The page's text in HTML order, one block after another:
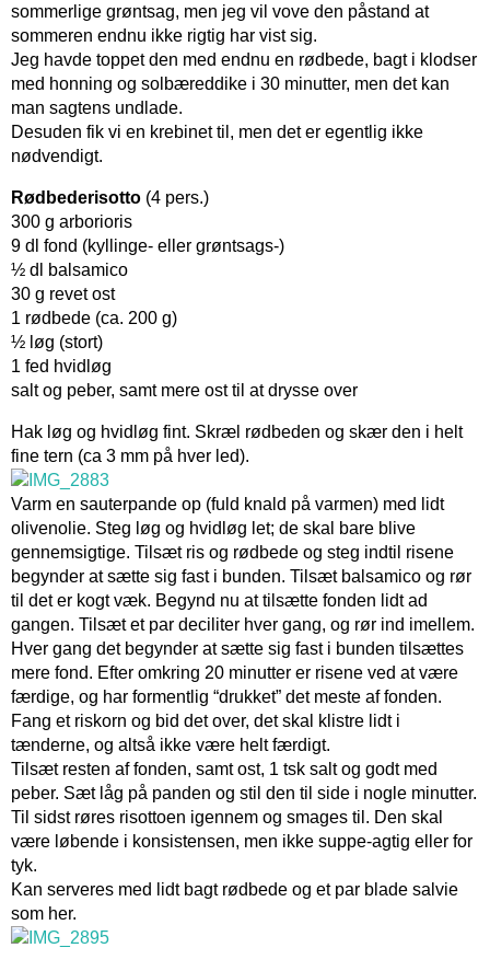
sommerlige grøntsag, men jeg vil vove den påstand at
sommeren endnu ikke rigtig har vist sig.
Jeg havde toppet den med endnu en rødbede, bagt i klodser
med honning og solbæreddike i 30 minutter, men det kan
man sagtens undlade.
Desuden fik vi en krebinet til, men det er egentlig ikke
nødvendigt.
Rødbederisotto (4 pers.)
300 g arborioris
9 dl fond (kyllinge- eller grøntsags-)
½ dl balsamico
30 g revet ost
1 rødbede (ca. 200 g)
½ løg (stort)
1 fed hvidløg
salt og peber, samt mere ost til at drysse over
Hak løg og hvidløg fint. Skræl rødbeden og skær den i helt
fine tern (ca 3 mm på hver led).
Varm en sauterpande op (fuld knald på varmen) med lidt
olivenolie. Steg løg og hvidløg let; de skal bare blive
gennemsigtige. Tilsæt ris og rødbede og steg indtil risene
begynder at sætte sig fast i bunden. Tilsæt balsamico og rør
til det er kogt væk. Begynd nu at tilsætte fonden lidt ad
gangen. Tilsæt et par deciliter hver gang, og rør ind imellem.
Hver gang det begynder at sætte sig fast i bunden tilsættes
mere fond. Efter omkring 20 minutter er risene ved at være
færdige, og har formentlig “drukket” det meste af fonden.
Fang et riskorn og bid det over, det skal klistre lidt i
tænderne, og altså ikke være helt færdigt.
Tilsæt resten af fonden, samt ost, 1 tsk salt og godt med
peber. Sæt låg på panden og stil den til side i nogle minutter.
Til sidst røres risottoen igennem og smages til. Den skal
være løbende i konsistensen, men ikke suppe-agtig eller for
tyk.
Kan serveres med lidt bagt rødbede og et par blade salvie
som her.